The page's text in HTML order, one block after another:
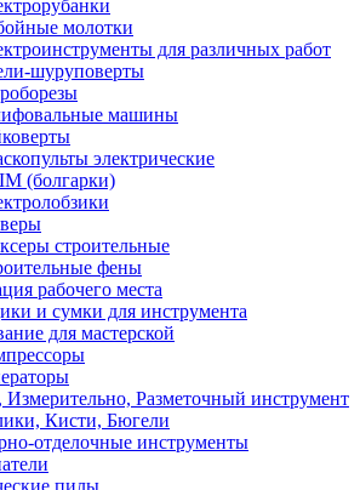
молотки
для различных работ
шуруповерты
машины
электрические
(болгарки)
строительные
фены
рабочего места
и сумки для инструмента
для мастерской
Разметочный инструмент
Кисти, Бюгели
отделочные инструменты
пилы